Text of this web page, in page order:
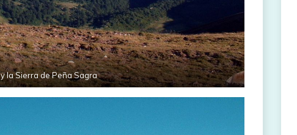
la Sierra de Peña Sagra